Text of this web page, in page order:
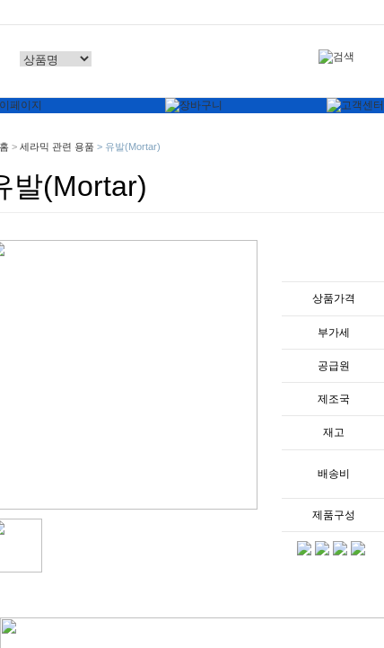
홈 > 세라믹 관련 용품 > 유발(Mortar)
발(Mortar)
상품가격
부가세
공급원
제조국
재고
배송비
제품구성